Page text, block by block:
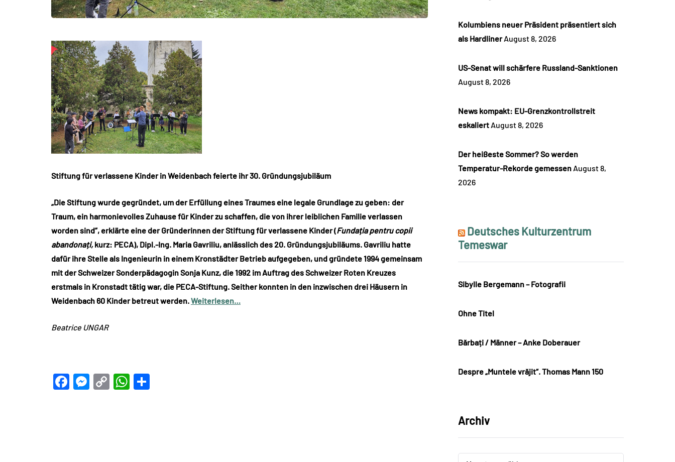
Stiftung für verlassene Kinder in Weidenbach feierte ihr 30. Gründungsjubiläum
„Die Stiftung wurde gegründet, um der Erfüllung eines Traumes eine legale Grundlage zu geben: der
Traum, ein harmonievolles Zuhause für Kinder zu schaffen, die von ihrer leiblichen Familie verlassen
worden sind”, erklärte eine der Gründerinnen der Stiftung für verlassene Kinder (Fundația pentru copii
abandonați,kurz: PECA), Dipl.-Ing. Maria Gavriliu, anlässlich des 20. Gründungsjubiläums. Gavriliu hatte
dafür ihre Stelle als Ingenieurin in einem Kronstädter Betrieb aufgegeben, und gründete 1994 gemeinsam
mit der Schweizer Sonderpädagogin Sonja Kunz, die 1992 im Auftrag des Schweizer Roten Kreuzes
erstmals in Kronstadt tätig war, die PECA-Stiftung. Seither konnten in den inzwischen drei Häusern in
Weidenbach 60 Kinder betreut werden.Weiterlesen…
Beatrice UNGAR
Facebook
Messenger
CopyWhatsApp
Kolumbiens neuer Präsident präsentiert sich
als Hardliner August 8, 2026
US-Senat will schärfere Russland-Sanktionen
August 8, 2026
News kompakt: EU-Grenzkontrollstreit
eskaliert August 8, 2026
Der heißeste Sommer? So werden
Temperatur-Rekorde gemessen August 8,
2026
Deutsches Kulturzentrum
Temeswar
Sibylle Bergemann – Fotografii
Ohne Titel
Bărbați / Männer – Anke Doberauer
Despre „Muntele vrăjit“. Thomas Mann 150
Archiv
Archiv
Archiv